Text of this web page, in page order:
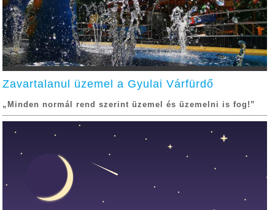
Zavartalanul üzemel a Gyulai Várfürdő
„Minden normál rend szerint üzemel és üzemelni is fog!”